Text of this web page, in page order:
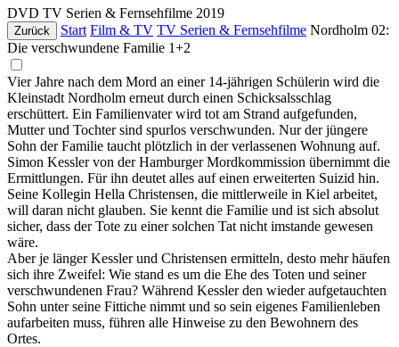
DVD TV Serien & Fernsehfilme 2019
Zurück Start Film & TV TV Serien & Fernsehfilme Nordholm 02:
Die verschwundene Familie 1+2
Vier Jahre nach dem Mord an einer 14-jährigen Schülerin wird die
Kleinstadt Nordholm erneut durch einen Schicksalsschlag
erschüttert. Ein Familienvater wird tot am Strand aufgefunden,
Mutter und Tochter sind spurlos verschwunden. Nur der jüngere
Sohn der Familie taucht plötzlich in der verlassenen Wohnung auf.
Simon Kessler von der Hamburger Mordkommission übernimmt die
Ermittlungen. Für ihn deutet alles auf einen erweiterten Suizid hin.
Seine Kollegin Hella Christensen, die mittlerweile in Kiel arbeitet,
will daran nicht glauben. Sie kennt die Familie und ist sich absolut
sicher, dass der Tote zu einer solchen Tat nicht imstande gewesen
wäre.
Aber je länger Kessler und Christensen ermitteln, desto mehr häufen
sich ihre Zweifel: Wie stand es um die Ehe des Toten und seiner
verschwundenen Frau? Während Kessler den wieder aufgetauchten
Sohn unter seine Fittiche nimmt und so sein eigenes Familienleben
aufarbeiten muss, führen alle Hinweise zu den Bewohnern des
Ortes.